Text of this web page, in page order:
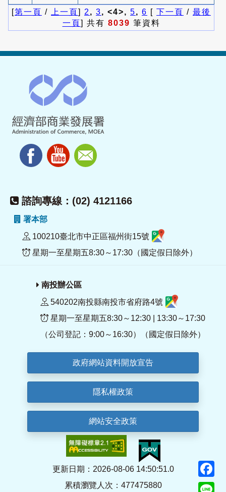
[第一頁 / 上一頁] 2 , 3, <4>, 5, 6 [ 下一頁 / 最後
一頁] 共有 8039 筆資料
諮詢專線：(02) 4121166
署本部
100210臺北市中正區福州街15號
星期一至星期五8:30～17:30（國定假日除外）
南投辦公區
540202南投縣南投市省府路4號
星期一至星期五8:30～12:30 | 13:30～17:30
（公司登記：9:00～16:30）（國定假日除外）
政府網站資料開放宣告
隱私權政策
網站安全政策
更新日期：2026-08-06 14:50:51.0
累積瀏覽人次：477475880